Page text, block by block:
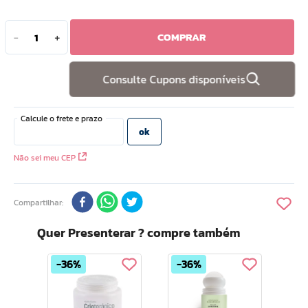
＋
－ COMPRAR
Consulte Cupons disponíveis
Não sei meu CEP
Compartilhar
Quer Presenterar ? compre também
36% 36%
10º hidratante